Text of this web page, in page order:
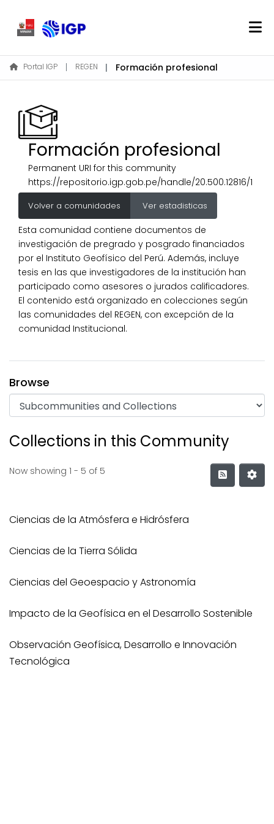
Home
About REGEN
Communities & Collections
Statistics
Log In
EN
Portal IGP REGEN Formación profesional
Formación profesional
Permanent URI for this community
https://repositorio.igp.gob.pe/handle/20.500.12816/1
Volver a comunidades Ver estadisticas
Esta comunidad contiene documentos de
investigación de pregrado y posgrado financiados
por el Instituto Geofísico del Perú. Además, incluye
tesis en las que investigadores de la institución han
participado como asesores o jurados calificadores.
El contenido está organizado en colecciones según
las comunidades del REGEN, con excepción de la
comunidad Institucional.
Browse
Collections in this Community
Now showing 1 - 5 of 5
Ciencias de la Atmósfera e Hidrósfera
Ciencias de la Tierra Sólida
Ciencias del Geoespacio y Astronomía
Impacto de la Geofísica en el Desarrollo Sostenible
Observación Geofísica, Desarrollo e Innovación
Tecnológica